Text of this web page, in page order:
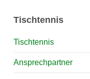
Tischtennis
Tischtennis
Ansprechpartner